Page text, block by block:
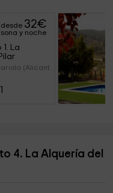
desde 32€
y noche
La
(Alicante)
4. La Alquería del